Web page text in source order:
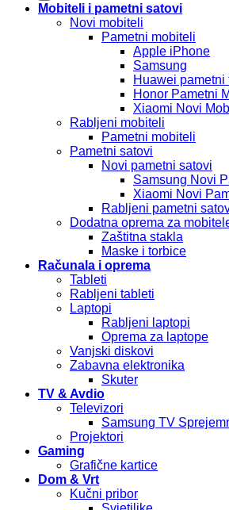
Mobiteli i pametni satovi
Novi mobiteli
Pametni mobiteli
Apple iPhone
Samsung
Huawei pametni
Honor Pametni
Xiaomi Novi
Rabljeni mobiteli
Pametni mobiteli
Pametni satovi
Novi pametni satovi
Samsung Novi
Xiaomi Novi
Rabljeni pametni
Dodatna oprema za
Zaštitna stakla
Maske i torbice
Računala i oprema
Tableti
Rabljeni tableti
Laptopi
Rabljeni laptopi
Oprema za laptope
Vanjski diskovi
Zabavna elektronika
Skuter
TV & Avdio
Televizori
Samsung TV
Projektori
Gaming
Grafične kartice
Dom & Vrt
Kučni pribor